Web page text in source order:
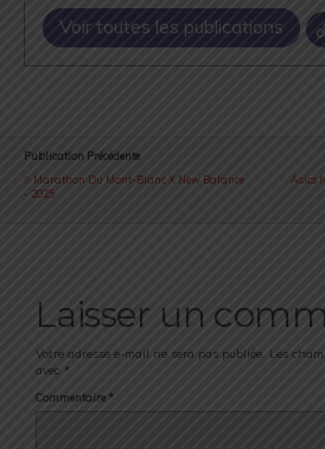
Voir toutes les publications
Publication Précédente
Marathon Du Mont-Blanc X New Balance
- 2025
Asics
Laisser un
Votre adresse e-mail ne sera pas publiée. Les
avec *
Commentaire *